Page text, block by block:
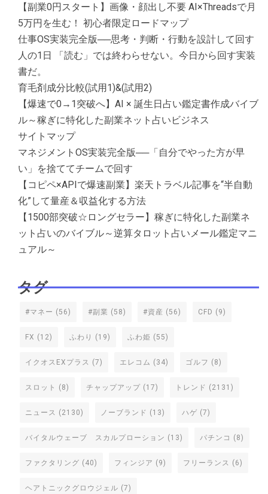
【副業0円スタート】画像・顔出し不要 AI×Threadsで月
5万円を生む！ 初心者限定ロードマップ
仕事OS実装完全版──思考・判断・行動を設計して回す
人の1日 「読む」では終わらせない。今日から回す実装
書だ。
育毛剤成分比較(試用1)&(試用2)
【爆速で0→1突破へ】AI × 誕生日占い鑑定書作成バイブ
ル～稼ぎに特化した副業ネット占いビジネス
サイトマップ
マネジメントOS実装完全版──「自分でやった方が早
い」を捨ててチームで回す
【コピペ×APIで爆速副業】楽天トラベル記事を“半自動
化”して量産＆収益化する方法
【1500部突破☆ロングセラー】稼ぎに特化した副業ネ
ット占いのバイブル～逆算タロット占いメール鑑定マニ
ュアル～
タグ
#マネー (56) #副業 (58) #資産 (56) CFD (9)
FX (12) ふわり (19) ふわ姫 (55)
イクオスEXプラス (7) エレコム (34) ゴルフ (8)
スロット (8) チャップアップ (17) トレンド (2131)
ニュース (2130) ノーブランド (13) ハゲ (7)
バイタルウェーブ スカルプローション (13) パチンコ (8)
ファクタリング (40) フィンジア (9) フリーランス (6)
ヘアトニックグロウジェル (7)